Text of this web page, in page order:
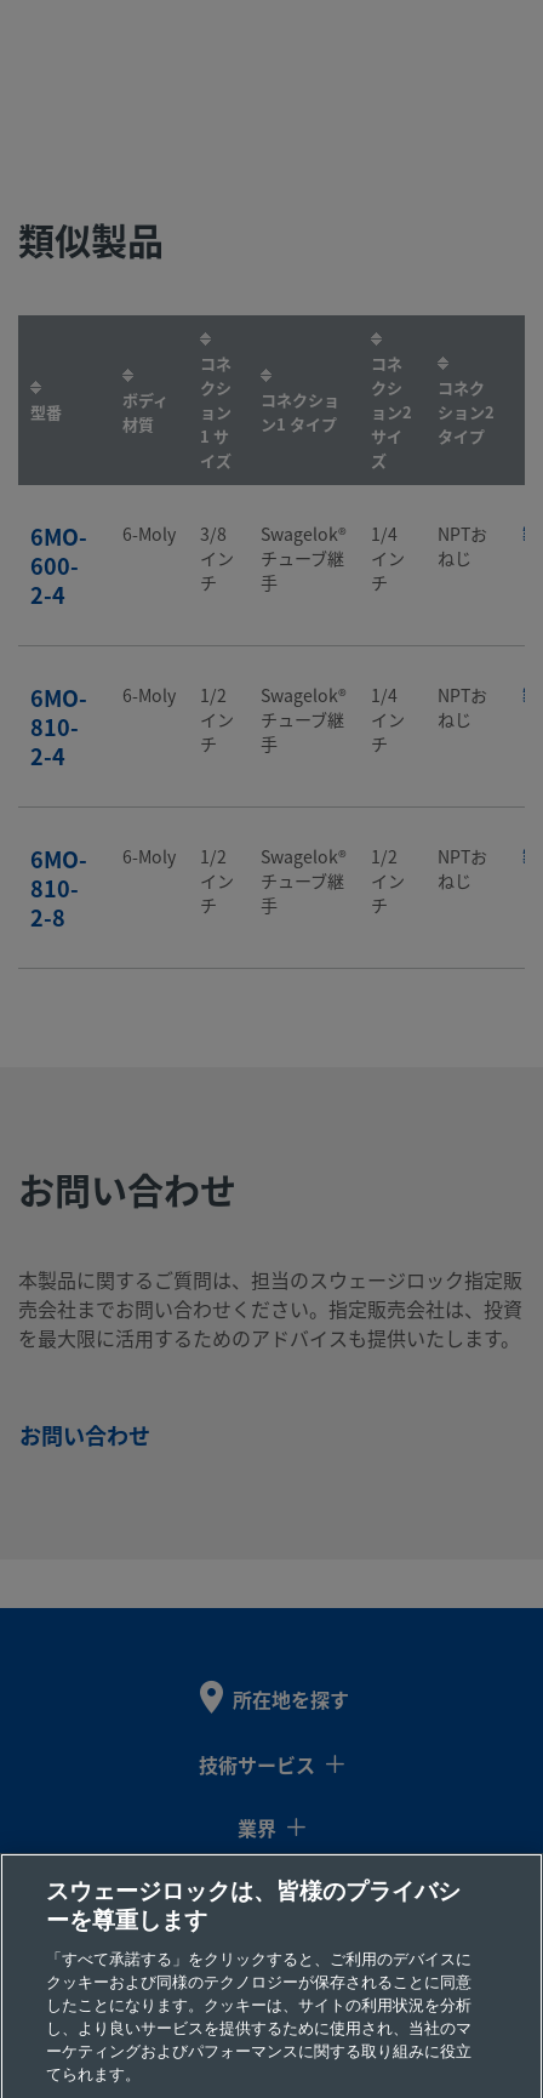
類似製品
型番
ボディ
材質
コネ
クシ
ョン
1 サ
イズ
コネクショ
ン1 タイプ
コネ
クシ
ョン2
サイ
ズ
コネク
ション2
タイプ
6MO-
600-
2-4
6-Moly
3/8
イン
チ
Swagelok®
チューブ継
手
1/4
イン
チ
NPTお
ねじ
6MO-
810-
2-4
6-Moly
1/2
イン
チ
Swagelok®
チューブ継
手
1/4
イン
チ
NPTお
ねじ
6MO-
810-
2-8
6-Moly
1/2
イン
チ
Swagelok®
チューブ継
手
1/2
イン
チ
NPTお
ねじ
B-
1010-
真ちゅ
う
5/8
イン
B-
真ちゅ
5/8
Swagelok®
1/2
NPTお
mm
チューブ継
手
10M0-
2-6RT
う
mm
Swagelok®
チューブ継
イン
チ
テーパ
ーおね
じ
B-
1210-
2-12
真ちゅ
う
3/4
イン
チ
Swagelok®
チューブ継
手
3/4
イン
チ
NPTお
ねじ
お問い合わせ
本製品に関するご質問は、担当のスウェージロック指定販
売会社までお問い合わせください。指定販売会社は、投資
を最大限に活用するためのアドバイスも提供いたします。
お問い合わせ
所在地を探す
技術サービス
業界
コラム
リソース
会社情報
スウェージロックは、皆様のプライバシ
ーを尊重します
「すべて承諾する」をクリックすると、ご利用のデバイスに
クッキーおよび同様のテクノロジーが保存されることに同意
したことになります。クッキーは、サイトの利用状況を分析
し、より良いサービスを提供するために使用され、当社のマ
ーケティングおよびパフォーマンスに関する取り組みに役立
てられます。